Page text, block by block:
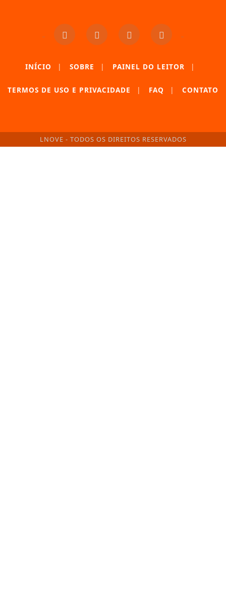
INÍCIO | SOBRE | PAINEL DO LEITOR |
TERMOS DE USO E PRIVACIDADE | FAQ | CONTATO
LNOVE - TODOS OS DIREITOS RESERVADOS